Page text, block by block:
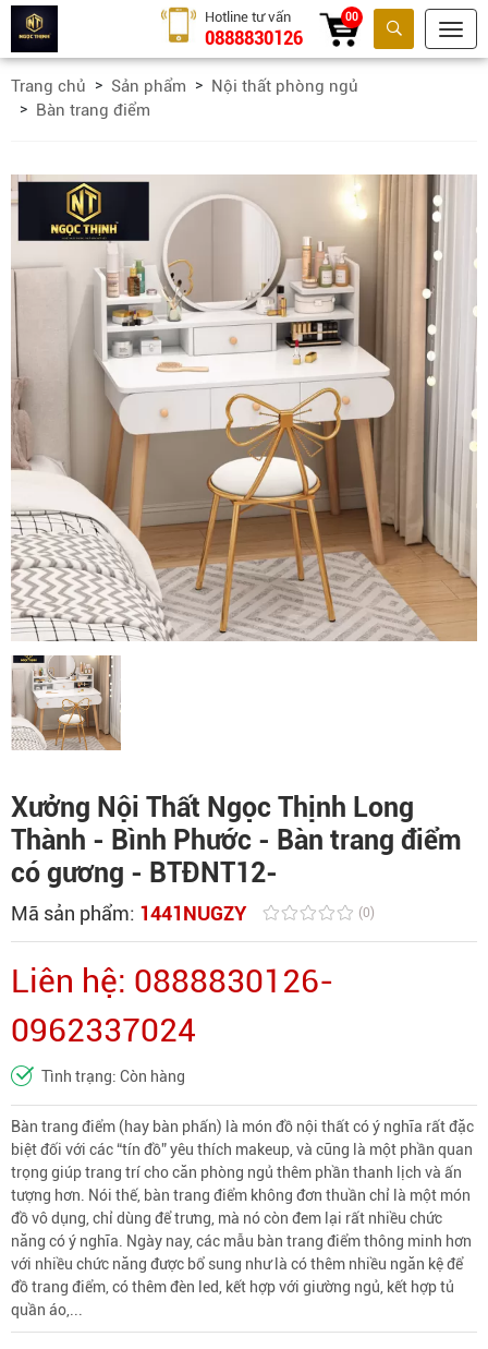
Tìm kiếm
Hotline tư vấn
0888830126
00
Trang chủ Sản phẩm
Nội thất phòng ngủ
Bàn trang điểm
Xưởng Nội Thất Ngọc Thịnh Long
Thành - Bình Phước - Bàn trang điểm
có gương - BTĐNT12-
Mã sản phẩm: 1441NUGZY (0)
Liên hệ: 0888830126-
0962337024
Tình trạng: Còn hàng
Bàn trang điểm (hay bàn phấn) là món đồ nội thất có ý nghĩa rất đặc
biệt đối với các “tín đồ” yêu thích makeup, và cũng là một phần quan
trọng giúp trang trí cho căn phòng ngủ thêm phần thanh lịch và ấn
tượng hơn. Nói thế, bàn trang điểm không đơn thuần chỉ là một món
đồ vô dụng, chỉ dùng để trưng, mà nó còn đem lại rất nhiều chức
năng có ý nghĩa. Ngày nay, các mẫu bàn trang điểm thông minh hơn
với nhiều chức năng được bổ sung như là có thêm nhiều ngăn kệ để
đồ trang điểm, có thêm đèn led, kết hợp với giường ngủ, kết hợp tủ
quần áo,...